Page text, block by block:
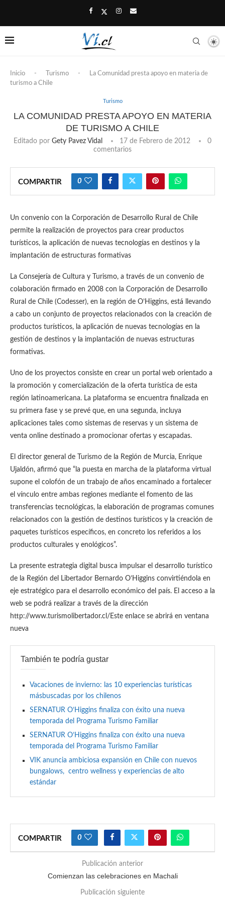
Inicio - Turismo -
La Comunidad presta apoyo en materia de
turismo a Chile
Turismo
LA COMUNIDAD PRESTA APOYO EN MATERIA
DE TURISMO A CHILE
Editado por Gety Pavez Vidal 17 de Febrero de 2012
0
comentarios
COMPARTIR 0
Un convenio con la Corporación de Desarrollo Rural de Chile
permite la realización de proyectos para crear productos
turísticos, la aplicación de nuevas tecnologías en destinos y la
implantación de estructuras formativas
La Consejería de Cultura y Turismo, a través de un convenio de
colaboración firmado en 2008 con la Corporación de Desarrollo
Rural de Chile (Codesser), en la región de O’Higgins, está llevando
a cabo un conjunto de proyectos relacionados con la creación de
productos turísticos, la aplicación de nuevas tecnologías en la
gestión de destinos y la implantación de nuevas estructuras
formativas.
Uno de los proyectos consiste en crear un portal web orientado a
la promoción y comercialización de la oferta turística de esta
región latinoamericana. La plataforma se encuentra finalizada en
su primera fase y se prevé que, en una segunda, incluya
aplicaciones tales como sistemas de reservas y un sistema de
venta online destinado a promocionar ofertas y escapadas.
El director general de Turismo de la Región de Murcia, Enrique
Ujaldón, afirmó que “la puesta en marcha de la plataforma virtual
supone el colofón de un trabajo de años encaminado a fortalecer
el vínculo entre ambas regiones mediante el fomento de las
transferencias tecnológicas, la elaboración de programas comunes
relacionados con la gestión de destinos turísticos y la creación de
paquetes turísticos específicos, en concreto los referidos a los
productos culturales y enológicos”.
La presente estrategia digital busca impulsar el desarrollo turístico
de la Región del Libertador Bernardo O’Higgins convirtiéndola en
eje estratégico para el desarrollo económico del país. El acceso a la
web se podrá realizar a través de la dirección
http://www.turismolibertador.cl/Este enlace se abrirá en ventana
nueva
También te podría gustar
Vacaciones de invierno: las 10 experiencias turísticas
másbuscadas por los chilenos
SERNATUR O’Higgins finaliza con éxito una nueva
temporada del Programa Turismo Familiar
SERNATUR O’Higgins finaliza con éxito una nueva
temporada del Programa Turismo Familiar
VIK anuncia ambiciosa expansión en Chile con nuevos
bungalows, centro wellness y experiencias de alto
estándar
COMPARTIR 0
Publicación anterior
Comienzan las celebraciones en Machali
Publicación siguiente